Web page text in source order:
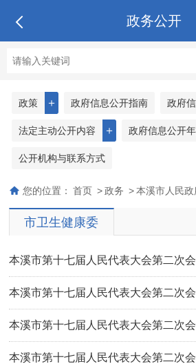
政务公开
＋
政策 政府信息公开指南 政府
＋
法定主动公开内容 政府信息公开
公开机构与联系方式
您的位置： 首页 > 政务 > 本溪市人民政
市卫生健康委
本溪市第十七届人民代表大会第二次
升县乡基层医院医生专科、专病诊疗
本溪市第十七届人民代表大会第二次
强全市中药材产地初加工的建议》（
本溪市第十七届人民代表大会第二次
一步加强中医“治未病”工作的建议》（
本溪市第十七届人民代表大会第二次